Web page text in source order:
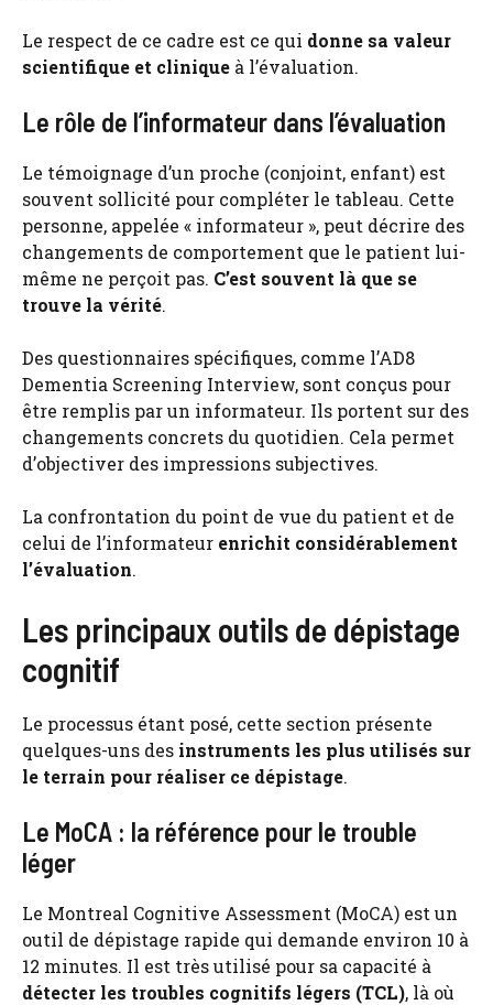
Le respect de ce cadre est ce qui donne sa valeur
scientifique et clinique à l’évaluation.
Le rôle de l’informateur dans l’évaluation
Le témoignage d’un proche (conjoint, enfant) est
souvent sollicité pour compléter le tableau. Cette
personne, appelée « informateur », peut décrire des
changements de comportement que le patient lui-
même ne perçoit pas. C’est souvent là que se
trouve la vérité.
Des questionnaires spécifiques, comme l’AD8
Dementia Screening Interview, sont conçus pour
être remplis par un informateur. Ils portent sur des
changements concrets du quotidien. Cela permet
d’objectiver des impressions subjectives.
La confrontation du point de vue du patient et de
celui de l’informateur enrichit considérablement
l’évaluation.
Les principaux outils de dépistage
cognitif
Le processus étant posé, cette section présente
quelques-uns des instruments les plus utilisés sur
le terrain pour réaliser ce dépistage.
Le MoCA : la référence pour le trouble
léger
Le Montreal Cognitive Assessment (MoCA) est un
outil de dépistage rapide qui demande environ 10 à
12 minutes. Il est très utilisé pour sa capacité à
détecter les troubles cognitifs légers (TCL), là où